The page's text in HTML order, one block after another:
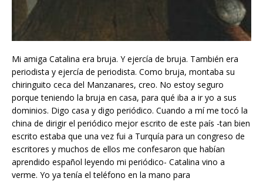
Mi amiga Catalina era bruja. Y ejercía de bruja. También era
periodista y ejercía de periodista. Como bruja, montaba su
chiringuito ceca del Manzanares, creo. No estoy seguro
porque teniendo la bruja en casa, para qué iba a ir yo a sus
dominios. Digo casa y digo periódico. Cuando a mí me tocó la
china de dirigir el periódico mejor escrito de este país -tan bien
escrito estaba que una vez fui a Turquía para un congreso de
escritores y muchos de ellos me confesaron que habían
aprendido español leyendo mi periódico- Catalina vino a
verme. Yo ya tenía el teléfono en la mano para